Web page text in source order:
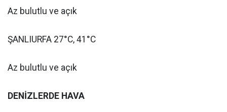
Az bulutlu ve açık
ŞANLIURFA 27°C, 41°C
Az bulutlu ve açık
DENİZLERDE HAVA